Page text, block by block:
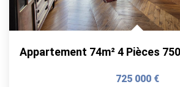
Appartement 74m² 4 Pièces
725 000 €